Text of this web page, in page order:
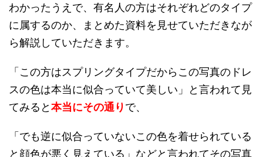
わかったうえで、有名人の方はそれぞれどのタイプ
に属するのか、まとめた資料を見せていただきなが
ら解説していただきます。
「この方はスプリングタイプだからこの写真のドレ
スの色は本当に似合っていて美しい」と言われて見
てみると 本当にその通り で、
「でも逆に似合っていないこの色を着せられている
と顔色が悪く見えている」などと言われてその写真